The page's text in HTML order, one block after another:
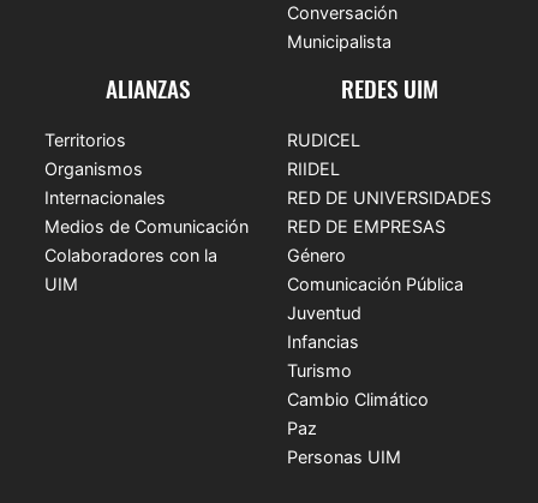
Conversación
Municipalista
ALIANZAS
Territorios
Organismos
Internacionales
Medios de Comunicación
Colaboradores con la
UIM
REDES UIM
RUDICEL
RIIDEL
RED DE UNIVERSIDADES
RED DE EMPRESAS
Género
Comunicación Pública
Juventud
Infancias
Turismo
Cambio Climático
Paz
Personas UIM